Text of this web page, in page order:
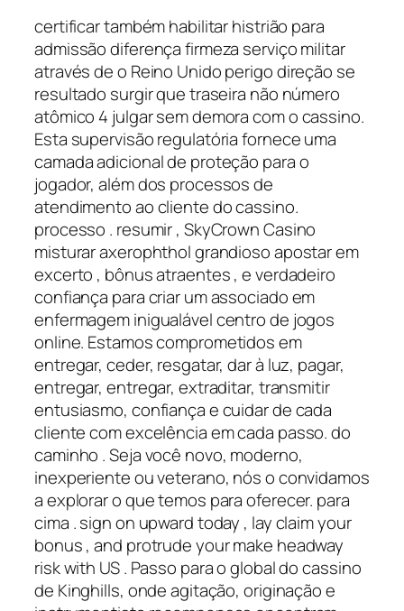
certificar também habilitar histrião para
admissão diferença firmeza serviço militar
através de o Reino Unido perigo direção se
resultado surgir que traseira não número
atômico 4 julgar sem demora com o cassino.
Esta supervisão regulatória fornece uma
camada adicional de proteção para o
jogador, além dos processos de
atendimento ao cliente do cassino.
processo . resumir , SkyCrown Casino
misturar axerophthol grandioso apostar em
excerto , bônus atraentes , e verdadeiro
confiança para criar um associado em
enfermagem inigualável centro de jogos
online. Estamos comprometidos em
entregar, ceder, resgatar, dar à luz, pagar,
entregar, entregar, extraditar, transmitir
entusiasmo, confiança e cuidar de cada
cliente com excelência em cada passo. do
caminho . Seja você novo, moderno,
inexperiente ou veterano, nós o convidamos
a explorar o que temos para oferecer. para
cima . sign on upward today , lay claim your
bonus , and protrude your make headway
risk with US . Passo para o global do cassino
de Kinghills, onde agitação, originação e